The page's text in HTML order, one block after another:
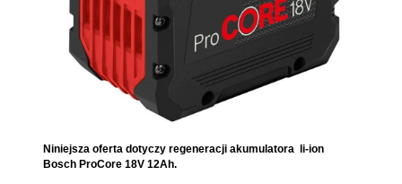
Niniejsza oferta dotyczy regeneracji akumulatora li-ion
Bosch ProCore 18V 12Ah.